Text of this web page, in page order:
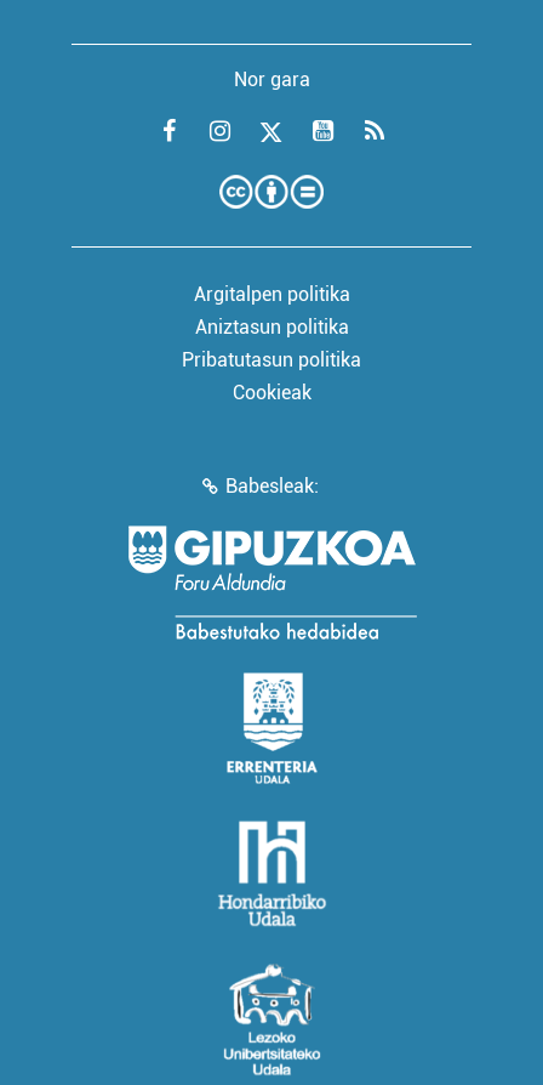
Nor gara
Argitalpen politika
Aniztasun politika
Pribatutasun politika
Cookieak
Babesleak: